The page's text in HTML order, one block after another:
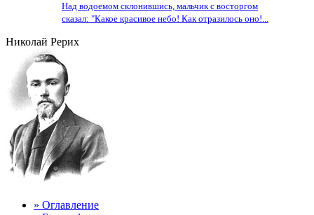
Над водоемом склонившись, мальчик с восторгом
сказал: "Какое красивое небо! Как отразилось оно!...
Николай Рерих
» Оглавление